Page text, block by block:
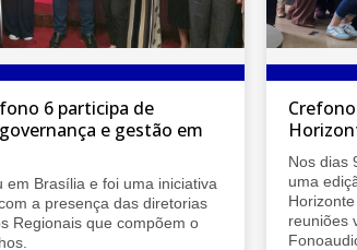
Crefono Até Você passa por Belo
Horizonte e Nova Lima
Nos dias 9 e 10 de julho, o Crefono 6 realizou mais
uma edição do Crefono Até Você (CAV) em Belo
Horizonte e Nova Lima, com visitas técnicas e
reuniões voltadas ao fortalecimento da
Fonoaudiologia e à qualificação dos serviços